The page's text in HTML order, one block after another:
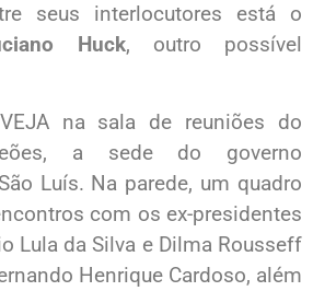
seus interlocutores está o
Huck, outro possível
na sala de reuniões do
a sede do governo
Luís. Na parede, um quadro
com os ex-presidentes
Lula da Silva e Dilma Rousseff
Henrique Cardoso, além